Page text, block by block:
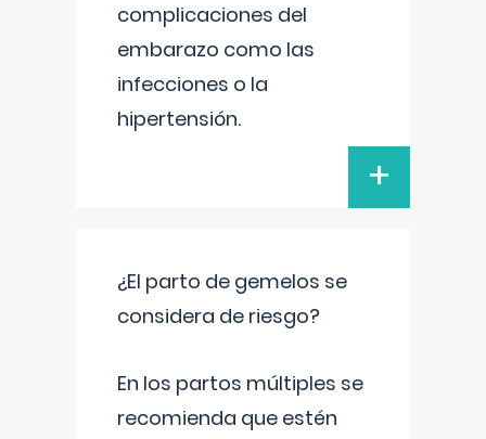
complicaciones del
embarazo como las
infecciones o la
hipertensión.
+
¿El parto de gemelos se
considera de riesgo?
En los partos múltiples se
recomienda que estén